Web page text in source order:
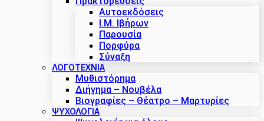
Αυτοεκδόσεις
Ι.Μ. Ιβήρων
Παρουσία
Πορφύρα
Σύναξη
ΛΟΓΟΤΕΧΝΙΑ
Μυθιστόρημα
Διήγημα – Νουβέλα
Βιογραφίες – Θέατρο – Μαρτυρίες
ΨΥΧΟΛΟΓΙΑ